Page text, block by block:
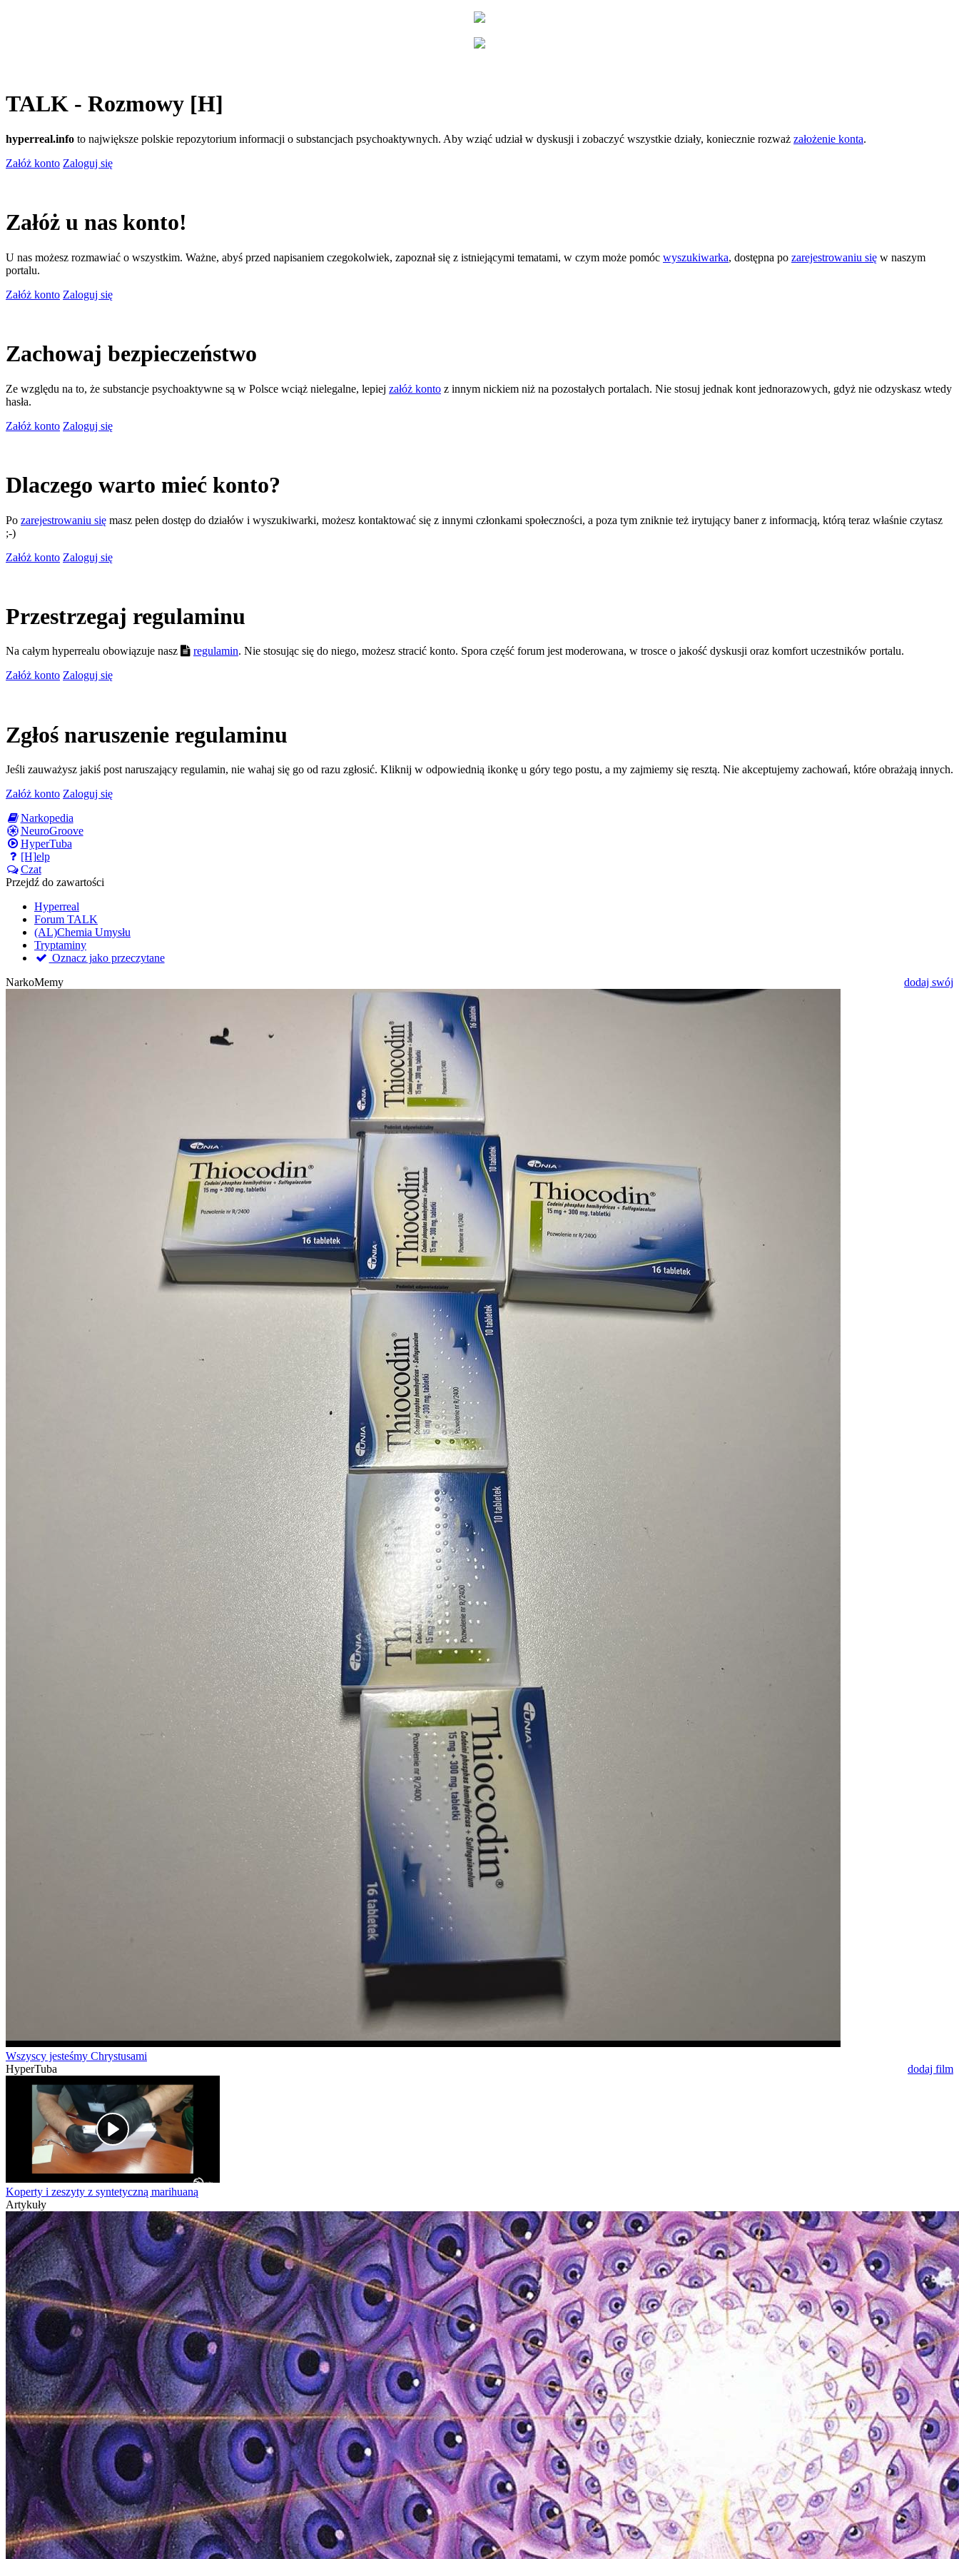
TALK - Rozmowy [H]
hyperreal.info to największe polskie repozytorium informacji o substancjach psychoaktywnych. Aby wziąć udział w dyskusji i zobaczyć wszystkie działy, koniecznie rozważ założenie konta.
Załóż konto Zaloguj się
Załóż u nas konto!
U nas możesz rozmawiać o wszystkim. Ważne, abyś przed napisaniem czegokolwiek, zapoznał się z istniejącymi tematami, w czym może pomóc wyszukiwarka, dostępna po zarejestrowaniu się w naszym
portalu.
Załóż konto Zaloguj się
Zachowaj bezpieczeństwo
Ze względu na to, że substancje psychoaktywne są w Polsce wciąż nielegalne, lepiej załóż konto z innym nickiem niż na pozostałych portalach. Nie stosuj jednak kont jednorazowych, gdyż nie odzyskasz wtedy
hasła.
Załóż konto Zaloguj się
Dlaczego warto mieć konto?
Po zarejestrowaniu się masz pełen dostęp do działów i wyszukiwarki, możesz kontaktować się z innymi członkami społeczności, a poza tym zniknie też irytujący baner z informacją, którą teraz właśnie czytasz
;-)
Załóż konto Zaloguj się
Przestrzegaj regulaminu
Na całym hyperrealu obowiązuje nasz regulamin. Nie stosując się do niego, możesz stracić konto. Spora część forum jest moderowana, w trosce o jakość dyskusji oraz komfort uczestników portalu.
Załóż konto Zaloguj się
Zgłoś naruszenie regulaminu
Jeśli zauważysz jakiś post naruszający regulamin, nie wahaj się go od razu zgłosić. Kliknij w odpowiednią ikonkę u góry tego postu, a my zajmiemy się resztą. Nie akceptujemy zachowań, które obrażają innych.
Załóż konto Zaloguj się
Narkopedia
NeuroGroove
HyperTuba
[H]elp
Czat
Przejdź do zawartości
Hyperreal
Forum TALK
(AL)Chemia Umysłu
Tryptaminy
Oznacz jako przeczytane
NarkoMemy
dodaj swój
Wszyscy jesteśmy Chrystusami
HyperTuba
dodaj film
Koperty i zeszyty z syntetyczną marihuaną
Artykuły